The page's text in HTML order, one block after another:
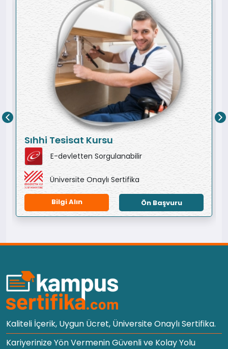
Sıhhi Tesisat Kursu
E-devletten Sorgulanabilir
Üniversite Onaylı Sertifika
Bilgi Alın Ön Başvuru
Kaliteli İçerik, Uygun Ücret, Üniversite Onaylı Sertifika.
Kariyerinize Yön Vermenin Güvenli ve Kolay Yolu